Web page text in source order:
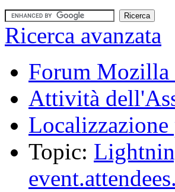
Ricerca avanzata
Forum Mozilla
Attività
Topic: